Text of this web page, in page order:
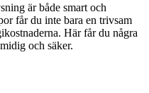
är både smart och
får du inte bara en trivsam
Här får du några
och säker.